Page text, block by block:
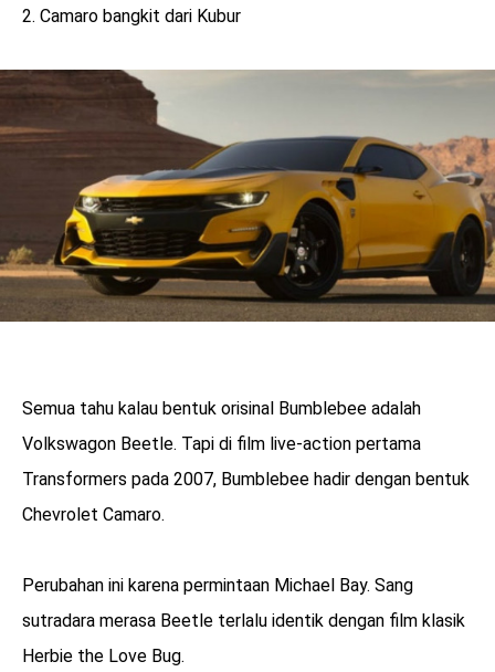
2. Camaro bangkit dari Kubur
Semua tahu kalau bentuk orisinal Bumblebee adalah
Volkswagon Beetle. Tapi di film live-action pertama
Transformers pada 2007, Bumblebee hadir dengan bentuk
Chevrolet Camaro.
Perubahan ini karena permintaan Michael Bay. Sang
sutradara merasa Beetle terlalu identik dengan film klasik
Herbie the Love Bug.